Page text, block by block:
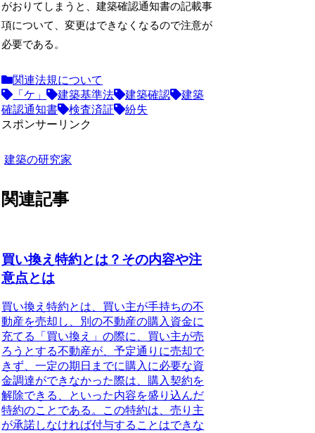
がおりてしまうと、建築確認通知書の記載事
項について、変更はできなくなるので注意が
必要である。
関連法規について
「ケ」
建築基準法 建築確認
建築
確認通知書
検査済証
紛失
スポンサーリンク
建築の研究家
関連記事
買い換え特約とは？その内容や注
意点とは
買い換え特約とは、買い主が手持ちの不
動産を売却し、別の不動産の購入資金に
充てる「買い換え」の際に、買い主が売
ろうとする不動産が、予定通りに売却で
きず、一定の期日までに購入に必要な資
金調達ができなかった際は、購入契約を
解除できる、といった内容を盛り込んだ
特約のこと である。この特約は、売り主
が承諾しなければ付与することはできな